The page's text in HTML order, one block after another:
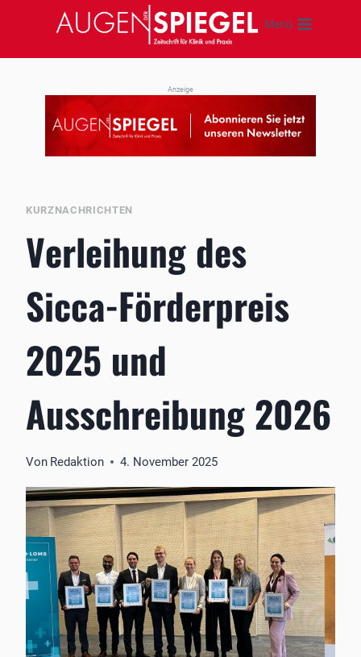
springen
Menü
Anzeige
KURZNACHRICHTEN
Verleihung des
Sicca-Förderpreis
2025 und
Ausschreibung 2026
Von Redaktion 4. November 2025